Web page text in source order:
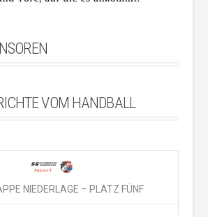
VOM HANDBALL
NIEDERLAGE – PLATZ FÜNF